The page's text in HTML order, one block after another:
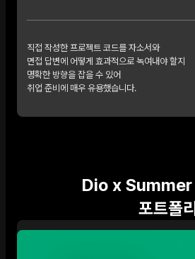
직접 작성한 프로젝트 코드를 자소서와
면접 답변에 어떻게 효과적으로 녹여내야 할지
명확한 방향을 잡을 수 있어
취업 준비에 매우 유용했습니다.
Dio x Summer
포트폴